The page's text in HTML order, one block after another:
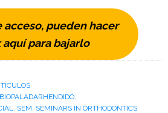
acceso, pueden hacer
para bajarlo
,
, SEM, SEMINARS IN ORTHODONTICS